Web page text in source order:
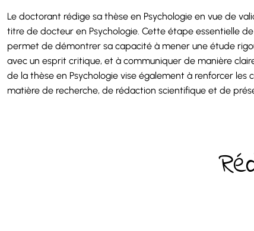
Le doctorant rédige sa thèse en Psychologie en vue de
titre de docteur en Psychologie. Cette étape essentielle
permet de démontrer sa capacité à mener une étude
avec un esprit critique, et à communiquer de manière
de la thèse en Psychologie vise également à renforcer
matière de recherche, de rédaction scientifique et de